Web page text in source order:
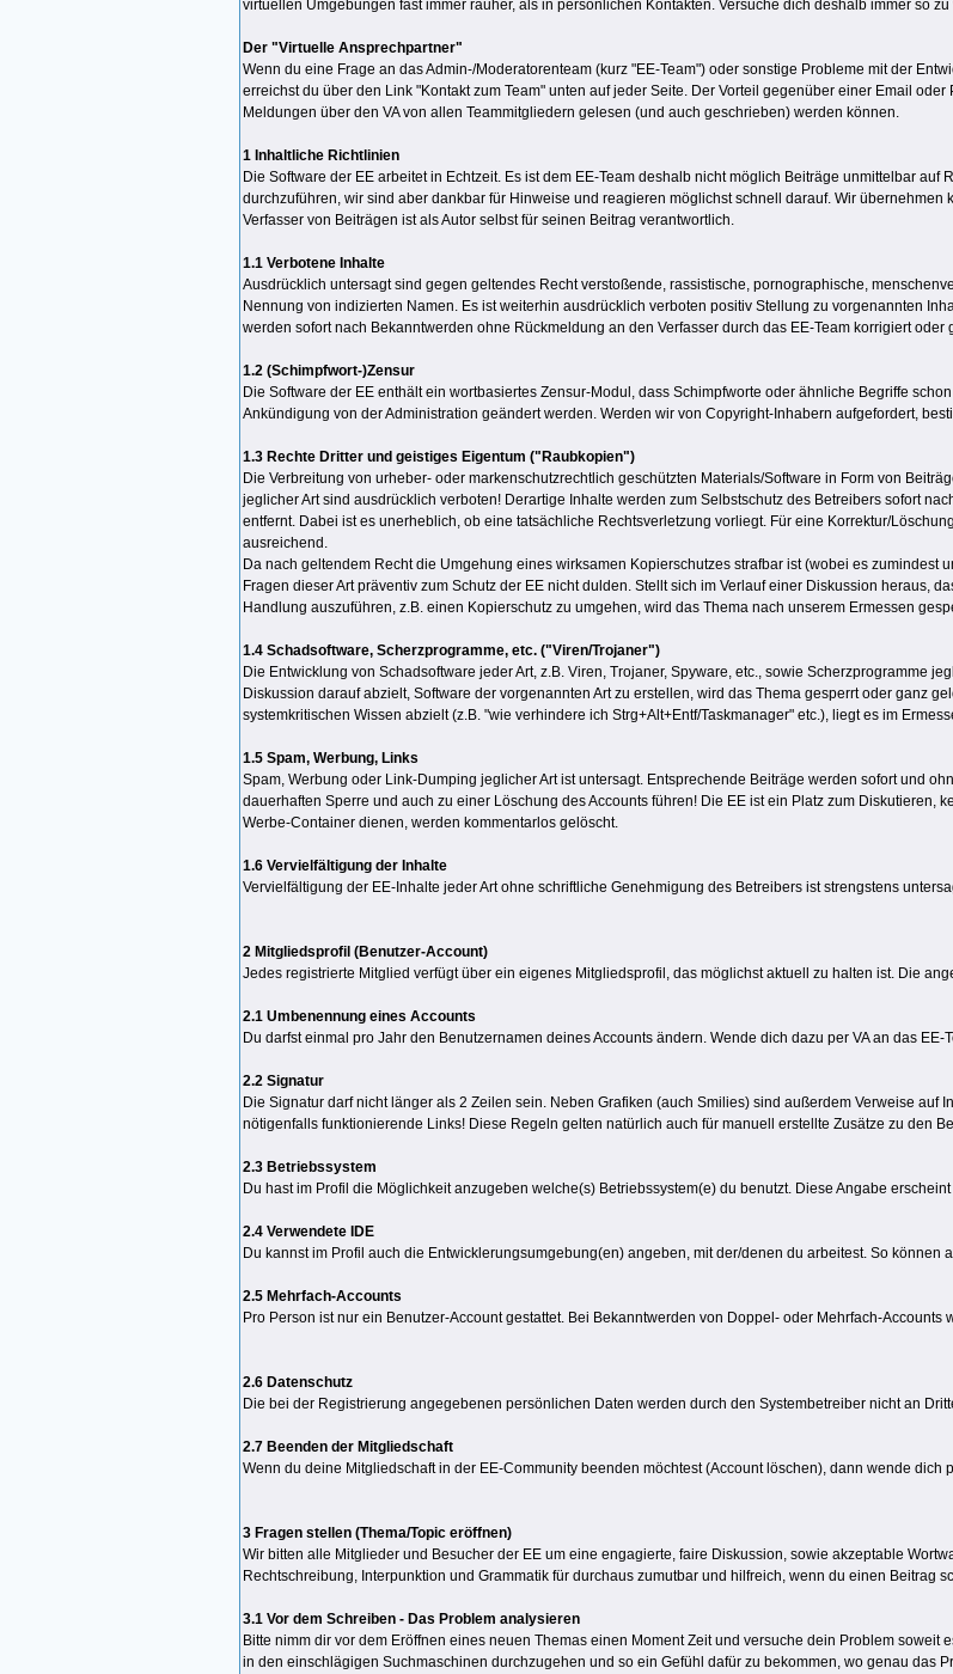
virtuellen Umgebungen fast immer rauher, als in persönlichen Kontakten. Versuche dich deshalb immer so
Der "Virtuelle Ansprechpartner"
Wenn du eine Frage an das Admin-/Moderatorenteam (kurz "EE-Team") oder sonstige Probleme mit der
erreichst du über den Link "Kontakt zum Team" unten auf jeder Seite. Der Vorteil gegenüber einer Email
Meldungen über den VA von allen Teammitgliedern gelesen (und auch geschrieben) werden können.
1 Inhaltliche Richtlinien
Die Software der EE arbeitet in Echtzeit. Es ist dem EE-Team deshalb nicht möglich Beiträge unmittelbar
durchzuführen, wir sind aber dankbar für Hinweise und reagieren möglichst schnell darauf. Wir
Verfasser von Beiträgen ist als Autor selbst für seinen Beitrag verantwortlich.
1.1 Verbotene Inhalte
Ausdrücklich untersagt sind gegen geltendes Recht verstoßende, rassistische, pornographische,
Nennung von indizierten Namen. Es ist weiterhin ausdrücklich verboten positiv Stellung zu vorgenannten
werden sofort nach Bekanntwerden ohne Rückmeldung an den Verfasser durch das EE-Team korrigiert oder
1.2 (Schimpfwort-)Zensur
Die Software der EE enthält ein wortbasiertes Zensur-Modul, dass Schimpfworte oder ähnliche Begriffe
Ankündigung von der Administration geändert werden. Werden wir von Copyright-Inhabern aufgefordert,
1.3 Rechte Dritter und geistiges Eigentum ("Raubkopien")
Die Verbreitung von urheber- oder markenschutzrechtlich geschützten Materials/Software in Form von
jeglicher Art sind ausdrücklich verboten! Derartige Inhalte werden zum Selbstschutz des Betreibers sofort
entfernt. Dabei ist es unerheblich, ob eine tatsächliche Rechtsverletzung vorliegt. Für eine Korrektur/
ausreichend.
Da nach geltendem Recht die Umgehung eines wirksamen Kopierschutzes strafbar ist (wobei es
Fragen dieser Art präventiv zum Schutz der EE nicht dulden. Stellt sich im Verlauf einer Diskussion heraus,
Handlung auszuführen, z.B. einen Kopierschutz zu umgehen, wird das Thema nach unserem Ermessen
1.4 Schadsoftware, Scherzprogramme, etc. ("Viren/Trojaner")
Die Entwicklung von Schadsoftware jeder Art, z.B. Viren, Trojaner, Spyware, etc., sowie Scherzprogramme
Diskussion darauf abzielt, Software der vorgenannten Art zu erstellen, wird das Thema gesperrt oder ganz
systemkritischen Wissen abzielt (z.B. "wie verhindere ich Strg+Alt+Entf/Taskmanager" etc.), liegt es im
1.5 Spam, Werbung, Links
Spam, Werbung oder Link-Dumping jeglicher Art ist untersagt. Entsprechende Beiträge werden sofort und
dauerhaften Sperre und auch zu einer Löschung des Accounts führen! Die EE ist ein Platz zum
Werbe-Container dienen, werden kommentarlos gelöscht.
1.6 Vervielfältigung der Inhalte
Vervielfältigung der EE-Inhalte jeder Art ohne schriftliche Genehmigung des Betreibers ist strengstens
2 Mitgliedsprofil (Benutzer-Account)
Jedes registrierte Mitglied verfügt über ein eigenes Mitgliedsprofil, das möglichst aktuell zu halten ist. Die
2.1 Umbenennung eines Accounts
Du darfst einmal pro Jahr den Benutzernamen deines Accounts ändern. Wende dich dazu per VA an das EE-
2.2 Signatur
Die Signatur darf nicht länger als 2 Zeilen sein. Neben Grafiken (auch Smilies) sind außerdem Verweise
nötigenfalls funktionierende Links! Diese Regeln gelten natürlich auch für manuell erstellte Zusätze zu den
2.3 Betriebssystem
Du hast im Profil die Möglichkeit anzugeben welche(s) Betriebssystem(e) du benutzt. Diese Angabe
2.4 Verwendete IDE
Du kannst im Profil auch die Entwicklerungsumgebung(en) angeben, mit der/denen du arbeitest. So
2.5 Mehrfach-Accounts
Pro Person ist nur ein Benutzer-Account gestattet. Bei Bekanntwerden von Doppel- oder Mehrfach-Accounts
2.6 Datenschutz
Die bei der Registrierung angegebenen persönlichen Daten werden durch den Systembetreiber nicht an
2.7 Beenden der Mitgliedschaft
Wenn du deine Mitgliedschaft in der EE-Community beenden möchtest (Account löschen), dann wende dich
3 Fragen stellen (Thema/Topic eröffnen)
Wir bitten alle Mitglieder und Besucher der EE um eine engagierte, faire Diskussion, sowie akzeptable
Rechtschreibung, Interpunktion und Grammatik für durchaus zumutbar und hilfreich, wenn du einen Beitrag
3.1 Vor dem Schreiben - Das Problem analysieren
Bitte nimm dir vor dem Eröffnen eines neuen Themas einen Moment Zeit und versuche dein Problem
in den einschlägigen Suchmaschinen durchzugehen und so ein Gefühl dafür zu bekommen, wo genau das